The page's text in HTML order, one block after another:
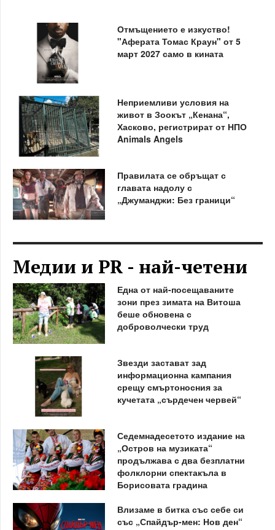
Отмъщението е изкуство!
"Аферата Томас Краун" от 5
март 2027 само в кината
Неприемливи условия на
живот в Зоокът „Кенана“,
Хасково, регистрират от НПО
Animals Angels
Правилата се обръщат с
главата надолу с
„Джуманджи: Без граници“
Медии и PR - най-четени
Една от най-посещаваните
зони през зимата на Витоша
беше обновена с
доброволчески труд
Звезди застават зад
информационна кампания
срещу смъртоносния за
кучетата „сърдечен червей“
Седемнадесетото издание на
„Остров на музиката“
продължава с два безплатни
фолклорни спектакъла в
Борисовата градина
Влизаме в битка със себе си
със „Спайдър-мен: Нов ден“